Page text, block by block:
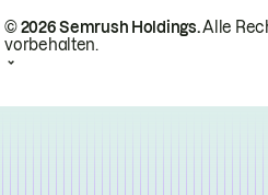
© 2026 Semrush Holdings.Alle
vorbehalten.